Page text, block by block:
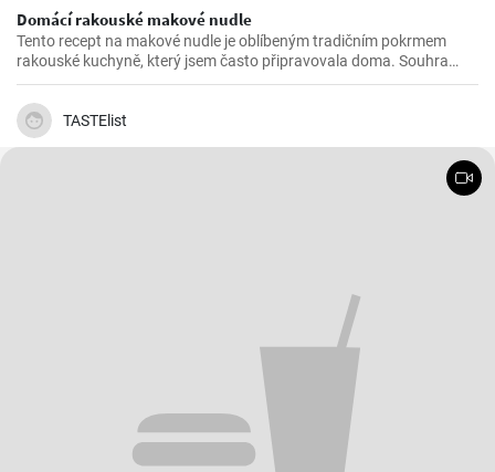
Domácí rakouské makové nudle
Tento recept na makové nudle je oblíbeným tradičním pokrmem
rakouské kuchyně, který jsem často připravovala doma. Souhra
sladkých bramborových knedlíků, křupavého máku a pikantní
skořice vytváří neodolatelný chuťový zážitek.
TASTElist